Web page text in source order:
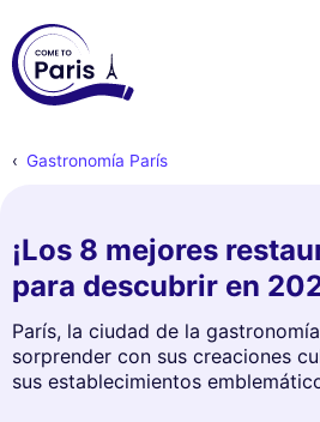
Gastronomía París
¡Los 8 mejores
para descubrir en
París, la ciudad de la
sorprender con sus creaciones
sus establecimientos